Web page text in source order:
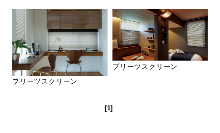
プリーツスクリーン
プリーツスクリーン
[1]